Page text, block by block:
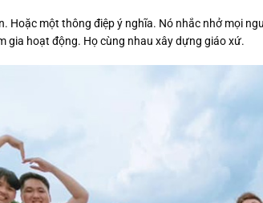
Hoặc một thông điệp ý nghĩa. Nó nhắc nhở mọi
gia hoạt động. Họ cùng nhau xây dựng giáo xứ.